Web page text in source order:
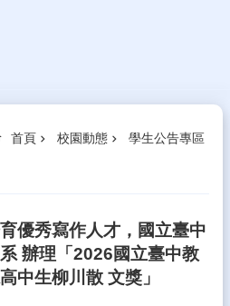
首頁 校園動態 學生公告專區
優秀寫作人才，國立臺中
辦理「2026國立臺中教
中生柳川散 文獎」